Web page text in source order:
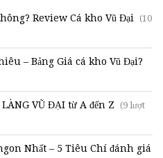
Review Cá kho Vũ Đại (10
– Bảng Giá cá kho Vũ Đại?
VŨ ĐẠI từ A đến Z
(9 lượt
Nhất – 5 Tiêu Chí đánh giá